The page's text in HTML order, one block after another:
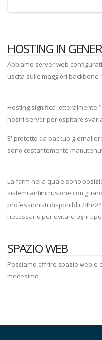
HOSTING IN
Abbiamo server web
uscita sulle maggiori backbone
Hosting significa letteralmente
nostri server per ospitare
E' protetto da backup
sono costantemente
La farm nella quale sono
sistemi antiintrusione con
professionisti disponiblii 24h/
necessario per evitare ogni
SPAZIO WEB
Possiamo offrire spazio web e
medesimo.